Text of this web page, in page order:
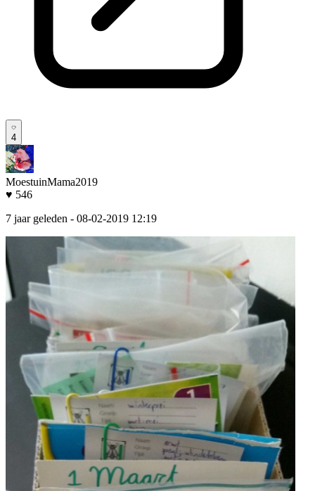
4
MoestuinMama2019
♥ 546
7 jaar geleden - 08-02-2019 12:19